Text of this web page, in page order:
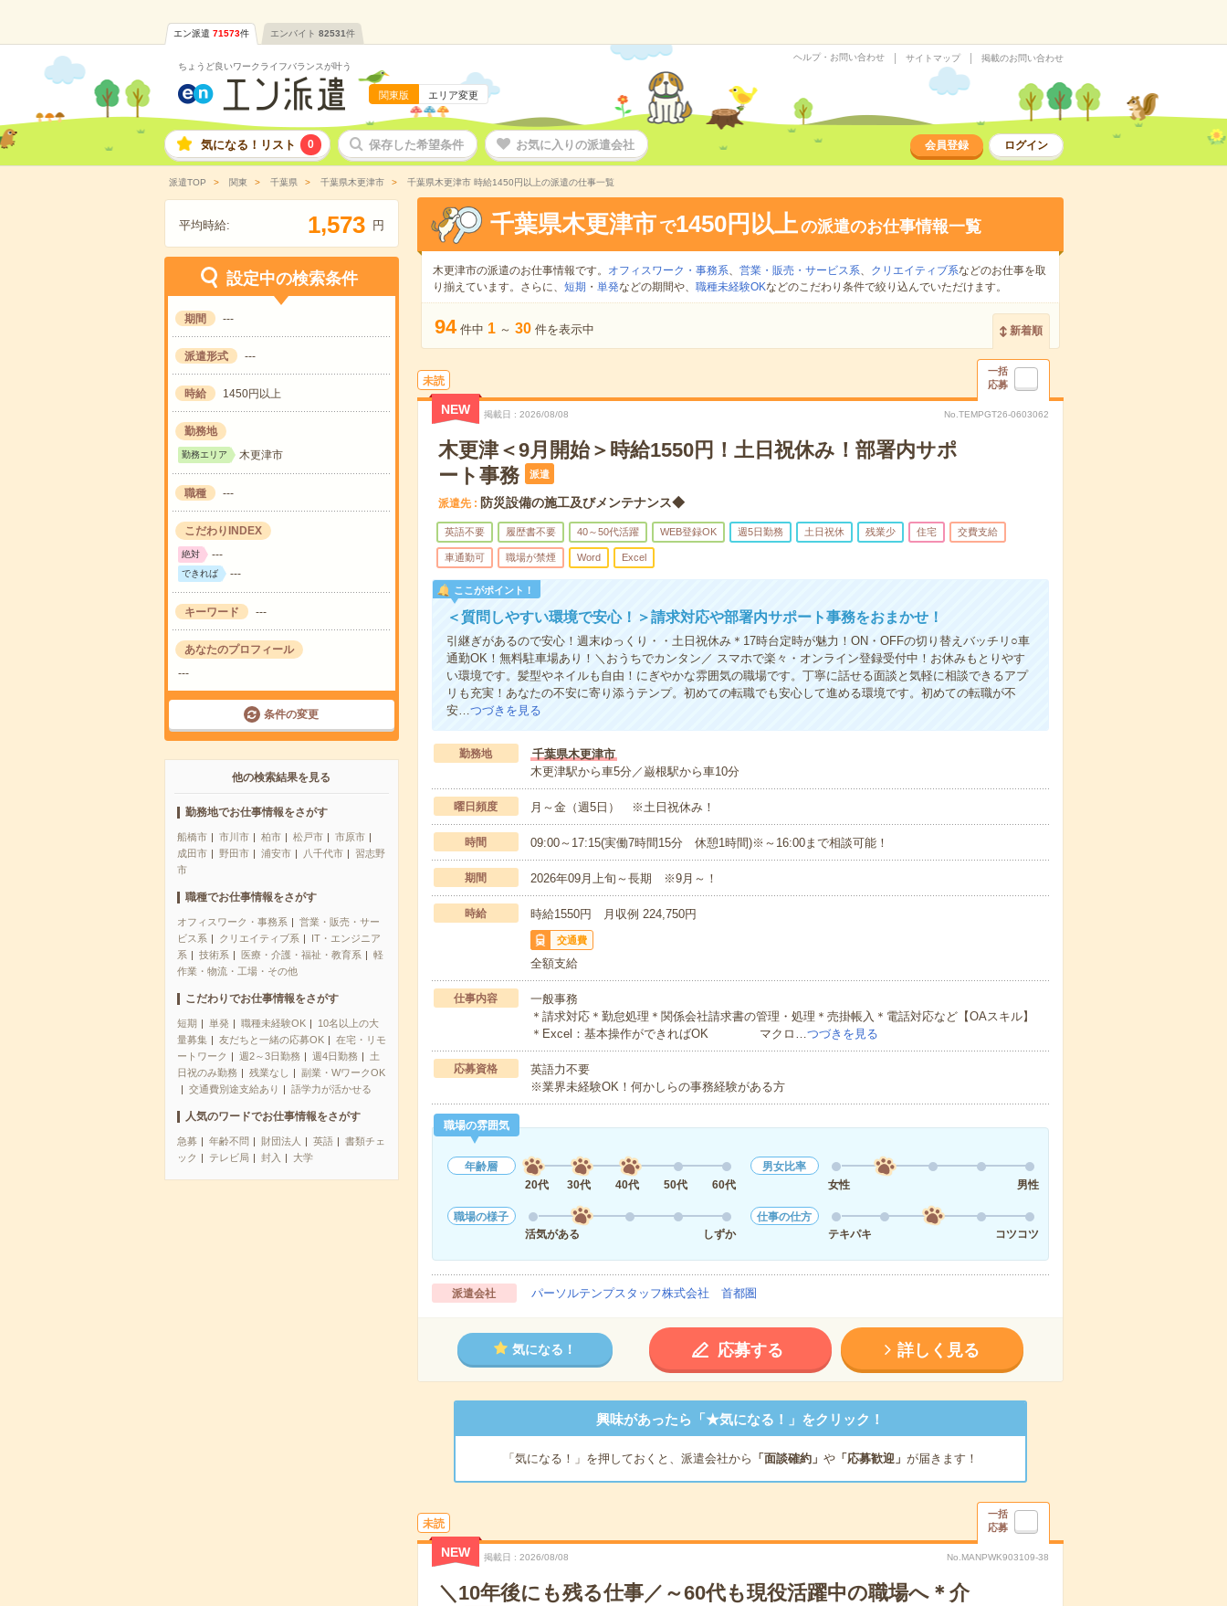
エン派遣 71573件 エンバイト 82531件
ちょうど良いワークライフバランスが叶う
関東版 エリア変更
ヘルプ・お問い合わせ サイトマップ 掲載のお問い合わせ
気になる！リスト 0 保存した希望条件 お気に入りの派遣会社 会員登録 ログイン
派遣TOP 関東 千葉県 千葉県木更津市 千葉県木更津市 時給1450円以上の派遣の仕事一覧
平均時給: 1,573 円
設定中の検索条件
期間 ---
派遣形式 ---
時給 1450円以上
勤務地
勤務エリア 木更津市
職種 ---
こだわりINDEX
絶対 ---
できれば ---
キーワード ---
あなたのプロフィール
---
条件の変更
他の検索結果を見る
勤務地でお仕事情報をさがす
船橋市 市川市 柏市 松戸市
市原市
成田市
野田市 浦安市 八千代市
習志野
市
職種でお仕事情報をさがす
オフィスワーク・事務系
営業・販売・サー
ビス系
クリエイティブ系
IT・エンジニア
系
技術系 医療・介護・福祉・教育系
軽
作業・物流・工場・その他
こだわりでお仕事情報をさがす
短期 単発 職種未経験OK
10名以上の大
量募集
友だちと一緒の応募OK
在宅・リモ
ートワーク
週2～3日勤務 週4日勤務
土
日祝のみ勤務
残業なし
副業・WワークOK
交通費別途支給あり
語学力が活かせる
人気のワードでお仕事情報をさがす
急募 年齢不問 財団法人 英語
書類チェ
ック
テレビ局 封入 大学
千葉県木更津市 で1450円以上の派遣のお仕事情報一覧
木更津市の派遣のお仕事情報です。 オフィスワーク・事務系、 営業・販売・サービス系、 クリエイティブ系などのお仕事を取
り揃えています。さらに、 短期 ・ 単発などの期間や、 職種未経験OKなどのこだわり条件で絞り込んでいただけます。
94 件中 1 ～ 30 件を表示中 新着順
未読
一括
応募
NEW 掲載日 2026/08/08 No.TEMPGT26-0603062
木更津＜9月開始＞時給1550円！土日祝休み！部署内サポ
ート事務
派遣
派遣先 防災設備の施工及びメンテナンス◆
英語不要 履歴書不要 40～50代活躍 WEB登録OK 週5日勤務 土日祝休 残業少 住宅 交費支給
車通勤可 職場が禁煙 Word Excel
ここがポイント！
＜質問しやすい環境で安心！＞請求対応や部署内サポート事務をおまかせ！
引継ぎがあるので安心！週末ゆっくり・・土日祝休み＊17時台定時が魅力！ON・OFFの切り替えバッチリ○車
通勤OK！無料駐車場あり！＼おうちでカンタン／ スマホで楽々・オンライン登録受付中！お休みもとりやす
い環境です。髪型やネイルも自由！にぎやかな雰囲気の職場です。丁寧に話せる面談と気軽に相談できるアプ
リも充実！あなたの不安に寄り添うテンプ。初めての転職でも安心して進める環境です。初めての転職が不
安…つづきを見る
勤務地
千葉県木更津市
木更津駅から車5分／巌根駅から車10分
曜日頻度 月～金（週5日） ※土日祝休み！
時間 09:00～17:15(実働7時間15分 休憩1時間)※～16:00まで相談可能！
期間 2026年09月上旬～長期 ※9月～！
時給 時給1550円 月収例 224,750円
交通費
全額支給
仕事内容
一般事務
＊請求対応＊勤怠処理＊関係会社請求書の管理・処理＊売掛帳入＊電話対応など【OAスキル】
＊Excel：基本操作ができればOK マクロ…つづきを見る
応募資格
英語力不要
※業界未経験OK！何かしらの事務経験がある方
職場の雰囲気
年齢層
20代
30代 40代 50代 60代
男女比率
女性
男性
職場の様子
活気がある
しずか
仕事の仕方
テキパキ
コツコツ
派遣会社 パーソルテンプスタッフ株式会社 首都圏
気になる！ 応募する 詳しく見る
興味があったら「★気になる！」をクリック！
「気になる！」を押しておくと、派遣会社から 「面談確約」 や「応募歓迎」 が届きます！
未読
一括
応募
NEW 掲載日 2026/08/08 No.MANPWK903109-38
＼10年後にも残る仕事／～60代も現役活躍中の職場へ＊介